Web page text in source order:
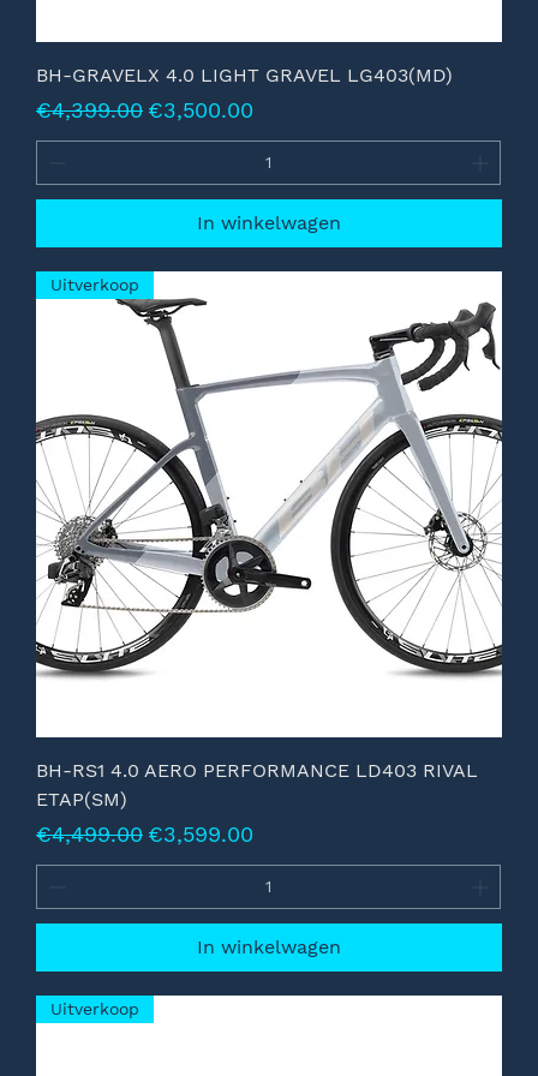
BH-GRAVELX 4.0 LIGHT GRAVEL LG403(MD)
Normale prijs
€4,399.00 Verkoopprijs
€3,500.00
In winkelwagen
Uitverkoop
BH-RS1 4.0 AERO PERFORMANCE LD403 RIVAL
ETAP(SM)
Normale prijs
€4,499.00 Verkoopprijs
€3,599.00
In winkelwagen
Uitverkoop